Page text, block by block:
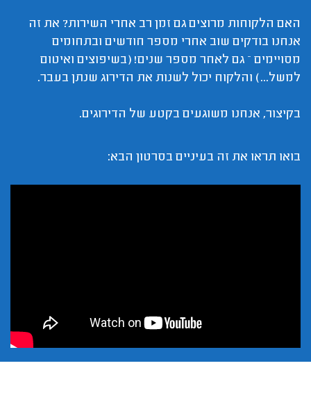
האם הלקוחות מרוצים גם זמן רב אחרי השירות? את זה
אנחנו בודקים שוב אחרי מספר חודשים ובתחומים
מסויימים – גם לאחר מספר שנים! (בשיפוצים ואיטום
למשל...) והלקוח יכול לשנות את הדירוג שנתן בעבר.
בקיצור, אנחנו משוגעים בקטע של הדירוגים.
בואו תראו את זה בעיניים בסרטון הבא: